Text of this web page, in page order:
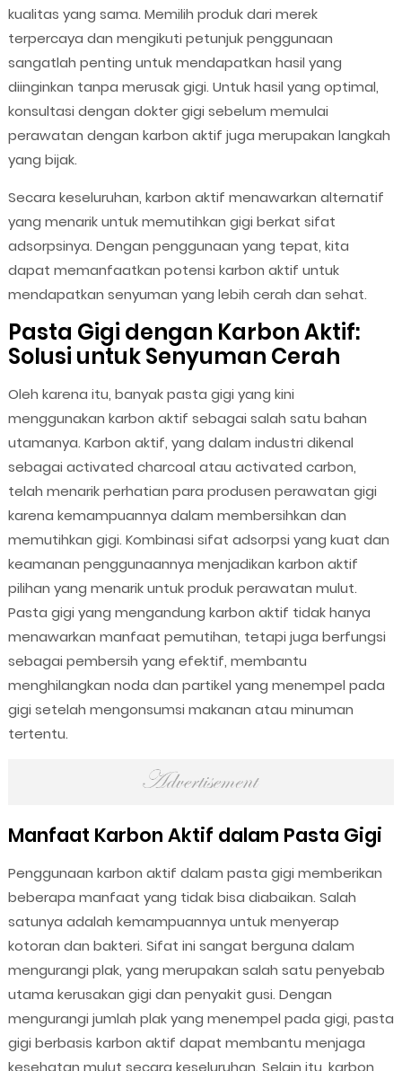
kualitas yang sama. Memilih produk dari merek
terpercaya dan mengikuti petunjuk penggunaan
sangatlah penting untuk mendapatkan hasil yang
diinginkan tanpa merusak gigi. Untuk hasil yang optimal,
konsultasi dengan dokter gigi sebelum memulai
perawatan dengan karbon aktif juga merupakan langkah
yang bijak.
Secara keseluruhan, karbon aktif menawarkan alternatif
yang menarik untuk memutihkan gigi berkat sifat
adsorpsinya. Dengan penggunaan yang tepat, kita
dapat memanfaatkan potensi karbon aktif untuk
mendapatkan senyuman yang lebih cerah dan sehat.
Pasta Gigi dengan Karbon Aktif:
Solusi untuk Senyuman Cerah
Oleh karena itu, banyak pasta gigi yang kini
menggunakan karbon aktif sebagai salah satu bahan
utamanya. Karbon aktif, yang dalam industri dikenal
sebagai activated charcoal atau activated carbon,
telah menarik perhatian para produsen perawatan gigi
karena kemampuannya dalam membersihkan dan
memutihkan gigi. Kombinasi sifat adsorpsi yang kuat dan
keamanan penggunaannya menjadikan karbon aktif
pilihan yang menarik untuk produk perawatan mulut.
Pasta gigi yang mengandung karbon aktif tidak hanya
menawarkan manfaat pemutihan, tetapi juga berfungsi
sebagai pembersih yang efektif, membantu
menghilangkan noda dan partikel yang menempel pada
gigi setelah mengonsumsi makanan atau minuman
tertentu.
Manfaat Karbon Aktif dalam Pasta Gigi
Penggunaan karbon aktif dalam pasta gigi memberikan
beberapa manfaat yang tidak bisa diabaikan. Salah
satunya adalah kemampuannya untuk menyerap
kotoran dan bakteri. Sifat ini sangat berguna dalam
mengurangi plak, yang merupakan salah satu penyebab
utama kerusakan gigi dan penyakit gusi. Dengan
mengurangi jumlah plak yang menempel pada gigi, pasta
gigi berbasis karbon aktif dapat membantu menjaga
kesehatan mulut secara keseluruhan. Selain itu, karbon